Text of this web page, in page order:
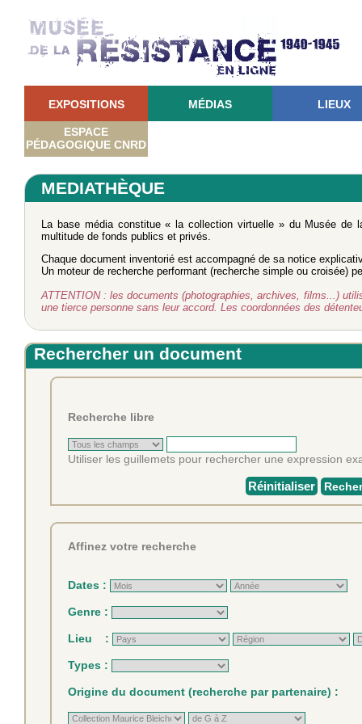
EXPOSITIONS MÉDIAS LIEUX
ESPACE
PÉDAGOGIQUE CNRD
MEDIATHÈQUE
La base média constitue « la collection virtuelle » du Musée
multitude de fonds publics et privés.
Chaque document inventorié est accompagné de sa notice
Un moteur de recherche performant (recherche simple ou croisée)
ATTENTION : les documents (photographies, archives, films...)
une tierce personne sans leur accord. Les coordonnées des
Rechercher un document
Recherche libre
Utiliser les guillemets pour rechercher une expression
Réinitialiser
Affinez votre recherche
Dates :
Genre :
Lieu :
Types :
Origine du document (recherche par partenaire) :